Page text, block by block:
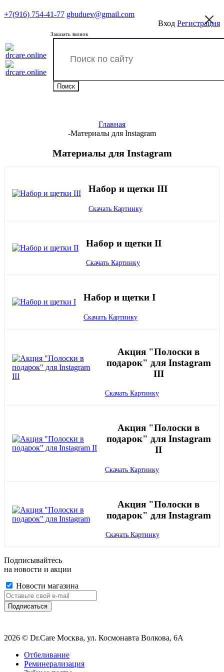
+7(916) 754-41-77 gbuduev@gmail.com
Вход Регистрация
Заказать звонок
Главная
-Материалы для Instagram
Материалы для Instagram
Набор и щетки III
Скачать Картинку
Набор и щетки II
Скачать Картинку
Набор и щетки I
Скачать Картинку
Акция "Полоски в
подарок" для Instagram
III
Скачать Картинку
Акция "Полоски в
подарок" для Instagram
II
Скачать Картинку
Акция "Полоски в
подарок" для Instagram
Скачать Картинку
Подписывайтесь
на новости и акции
Новости магазина
2026 © Dr.Care Москва, ул. Космонавта Волкова, 6А
Отбеливание
Реминерализация